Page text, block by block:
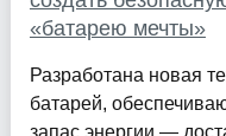
«батарею мечты»
Разработана новая
батарей,
запас энергии —